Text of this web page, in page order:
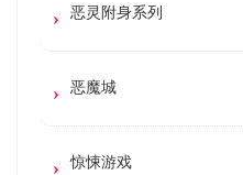
恶灵附身系列
恶魔城
惊悚游戏